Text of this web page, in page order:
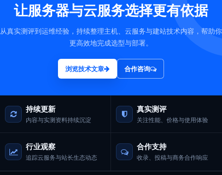
让服务器与云服务选择更有依据
从真实测评到运维经验，持续整理主机、云服务与建站技术内容，帮助你
更高效地完成选型与部署。
浏览技术文章 合作咨询
持续更新
内容与实测资料持续沉淀
真实测评
关注性能、价格与使用体验
行业观察
追踪云服务与站长生态动态
合作支持
收录、投稿与商务合作响应